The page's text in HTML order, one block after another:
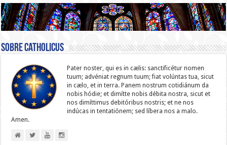
Sobre catholicus
Pater noster, qui es in cælis: sanc­ti­ficétur nomen
tuum; advéniat regnum tuum; fiat volúntas tua, sicut
in cælo, et in terra. Panem nostrum cotidiánum da
nobis hódie; et dimítte nobis débita nostra, sicut et
nos dimíttimus debitóribus nostris; et ne nos
indúcas in ten­ta­tiónem; sed líbera nos a malo.
Amen.